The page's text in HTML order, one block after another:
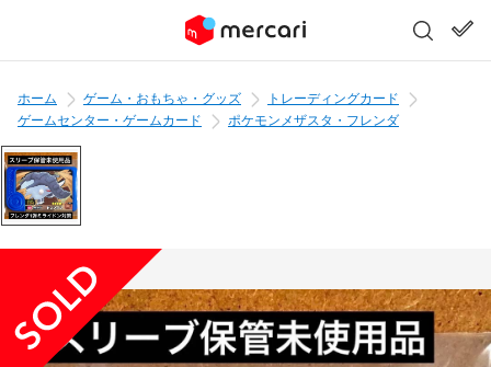
ホーム ゲーム・おもちゃ・グッズ
トレーディングカード
ゲームセンター・ゲームカード
ポケモンメザスタ・フレンダ